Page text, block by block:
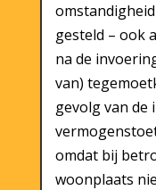
gesteld – ook
na de
van)
gevolg van de
omdat bij
woonplaats